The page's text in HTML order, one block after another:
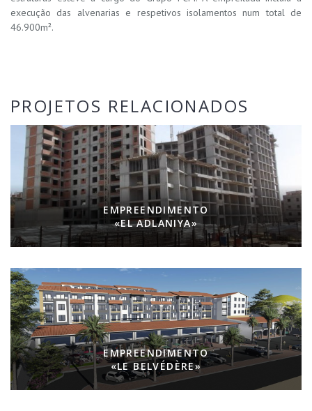
execução das alvenarias e respetivos isolamentos num total de
46.900m².
PROJETOS RELACIONADOS
EMPREENDIMENTO
«EL ADLANIYA»
EMPREENDIMENTO
«LE BELVÉDÈRE»